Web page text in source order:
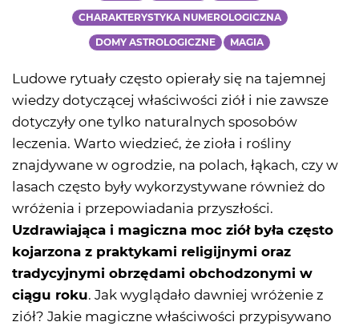
CHARAKTERYSTYKA NUMEROLOGICZNA
DOMY ASTROLOGICZNE MAGIA
Ludowe rytuały często opierały się na tajemnej
wiedzy dotyczącej właściwości ziół i nie zawsze
dotyczyły one tylko naturalnych sposobów
leczenia. Warto wiedzieć, że zioła i rośliny
znajdywane w ogrodzie, na polach, łąkach, czy w
lasach często były wykorzystywane również do
wróżenia i przepowiadania przyszłości.
Uzdrawiająca i magiczna moc ziół była często
kojarzona z praktykami religijnymi oraz
tradycyjnymi obrzędami obchodzonymi w
ciągu roku. Jak wyglądało dawniej wróżenie z
ziół? Jakie magiczne właściwości przypisywano